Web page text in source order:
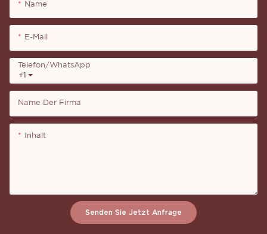
Name
E-Mail
+1
Telefon/WhatsApp
Name Der Firma
Inhalt
Senden Sie Jetzt Anfrage